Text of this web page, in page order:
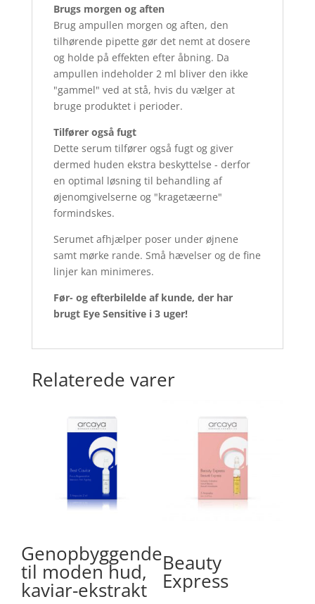
Brugs morgen og aften
Brug ampullen morgen og aften, den
tilhørende pipette gør det nemt at dosere
og holde på effekten efter åbning. Da
ampullen indeholder 2 ml bliver den ikke
"gammel" ved at stå, hvis du vælger at
bruge produktet i perioder.
Tilfører også fugt
Dette serum tilfører også fugt og giver
dermed huden ekstra beskyttelse - derfor
en optimal løsning til behandling af
øjenomgivelserne og "kragetæerne"
formindskes.
Serumet afhjælper poser under øjnene
samt mørke rande. Små hævelser og de fine
linjer kan minimeres.
Før- og efterbilelde af kunde, der har
brugt Eye Sensitive i 3 uger!
Relaterede varer
Genopbyggende
til moden hud,
kaviar-ekstrakt
Beauty
Express